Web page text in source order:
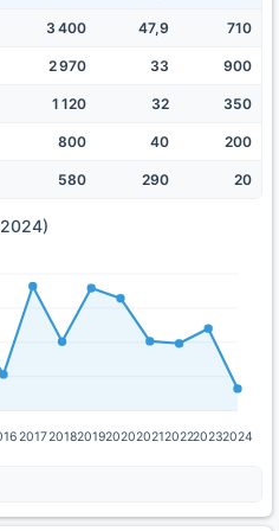
3 400 47,9 710
2 970 33 900
1 120 32 350
800 40 200
580 290 20
20172018201920202021202220232024